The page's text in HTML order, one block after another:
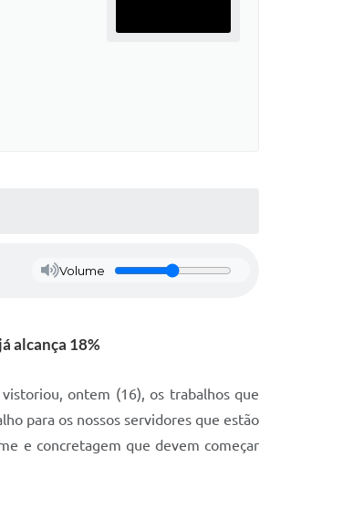
Volume
alcança 18%
ontem (16), os trabalhos que
para os nossos servidores que estão
e concretagem que devem começar